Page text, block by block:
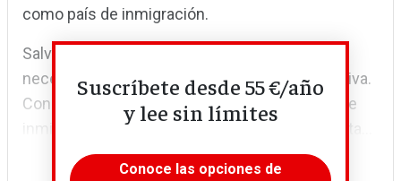
como país de inmigración.
Salvo ceguera ideológica, hay que aceptar la
necesidad de algún tipo de legalización colectiva.
Constituyen una pieza esencial de la política de
inmigración y de la política general. Todas, hasta...
Suscríbete desde 55 €/año
y lee sin límites
Conoce las opciones de